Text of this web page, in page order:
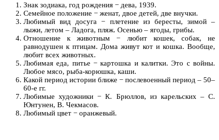
Знак зодиака, год рождения − дева, 1939.
Семейное положение − женат, двое детей, две внучки.
Любимый вид досуга − плетение из бересты, зимой –
лыжи, летом – Ладога, пляж. Осенью – ягоды, грибы.
Отношение к животным − любит кошек, собак, не
равнодушен к птицам. Дома живут кот и кошка. Вообще,
любит всех животных.
Любимая еда, питье − картошка и калитки. Это с войны.
Любое мясо, рыба-корюшка, каши.
Какой период истории ближе − послевоенный период – 50–
60-е гг.
Любимые художники − К. Брюллов, из карельских – С.
Юнтунен, В. Чекмасов.
Любимый цвет − оранжевый.